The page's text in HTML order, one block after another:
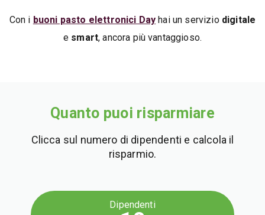
Con i buoni pasto elettronici Day hai un servizio digitale
e smart, ancora più vantaggioso.
Quanto puoi risparmiare
Clicca sul numero di dipendenti e calcola il
risparmio.
Dipendenti